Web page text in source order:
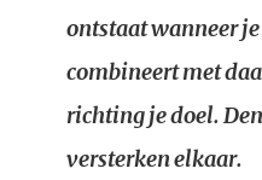
ontstaat wanneer
combineert met
richting je doel.
versterken elkaar.